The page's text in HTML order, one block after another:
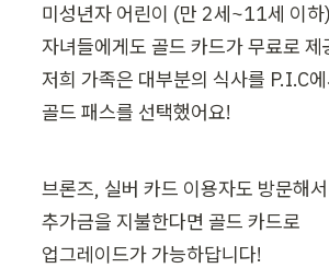
미성년자 어린이 (만 2세~11세 이하)
자녀들에게도 골드 카드가 무료로 제
저희 가족은 대부분의 식사를 P.I.C
골드 패스를 선택했어요!
브론즈, 실버 카드 이용자도 방문해서
추가금을 지불한다면 골드 카드로
업그레이드가 가능하답니다!